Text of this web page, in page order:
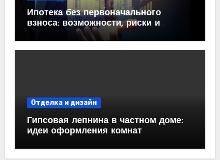
Ипотека без первоначального
взноса: возможности, риски и
практические рекомендации<
Отделка и дизайн
Гипсовая лепнина в частном доме:
идеи оформления комнат